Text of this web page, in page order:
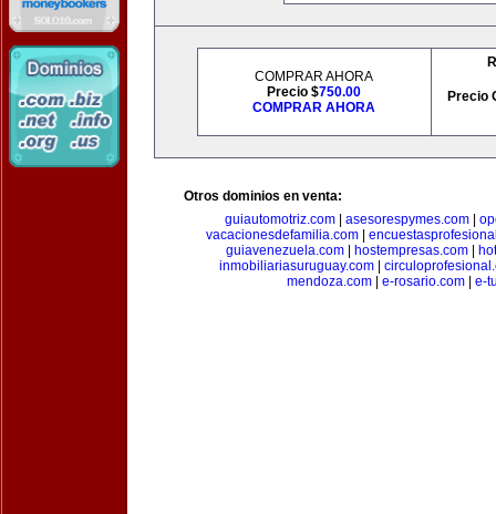
COMPRAR AHORA
Precio $750.00
COMPRAR AHORA
Precio
Otros dominios en venta:
guiautomotriz.com| asesorespymes.com|
vacacionesdefamilia.com|
guiavenezuela.com| hostempresas.com|
inmobiliariasuruguay.com|
mendoza.com
e-rosario.com e-